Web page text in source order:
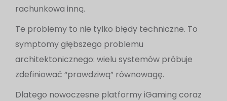
rachunkowa inną.
Te problemy to nie tylko błędy techniczne. To
symptomy głębszego problemu
architektonicznego: wielu systemów próbuje
zdefiniować “prawdziwą” równowagę.
Dlatego nowoczesne platformy iGaming coraz